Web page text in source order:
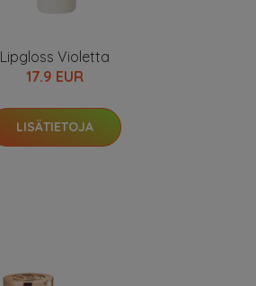
Lipgloss Violetta
17.9 EUR
LISÄTIETOJA